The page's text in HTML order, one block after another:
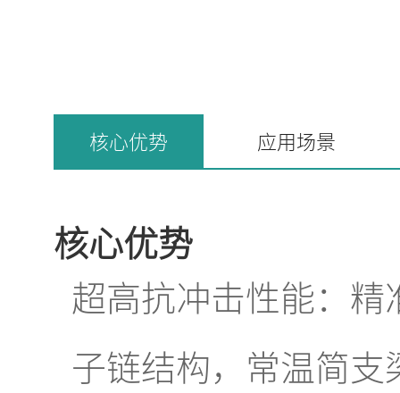
核心优势 应用场景
核心优势
超高抗冲击性能：
子链结构，常温简